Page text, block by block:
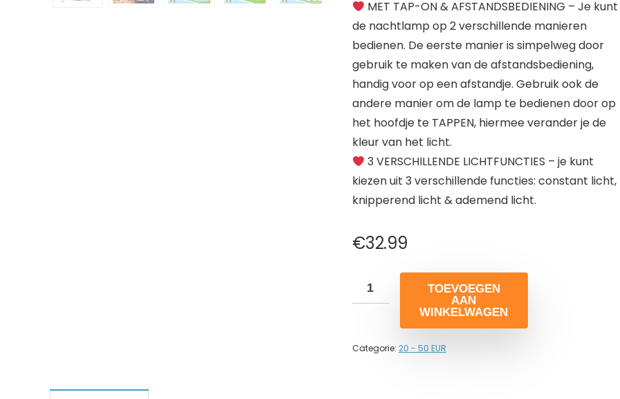
MET TAP-ON & AFSTANDSBEDIENING – Je kunt
de nachtlamp op 2 verschillende manieren
bedienen. De eerste manier is simpelweg door
gebruik te maken van de afstandsbediening,
handig voor op een afstandje. Gebruik ook de
andere manier om de lamp te bedienen door op
het hoofdje te TAPPEN, hiermee verander je de
kleur van het licht.
3 VERSCHILLENDE LICHTFUNCTIES – je kunt
kiezen uit 3 verschillende functies: constant licht,
knipperend licht & ademend licht.
€32.99
TOEVOEGEN
AAN
WINKELWAGEN
Categorie: 20 - 50 EUR